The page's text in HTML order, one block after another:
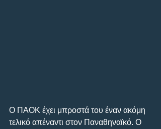
Ο ΠΑΟΚ έχει μπροστά του έναν ακόμη
τελικό απέναντι στον Παναθηναϊκό. Ο